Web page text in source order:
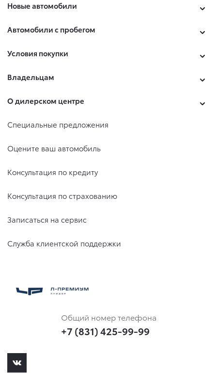
Новые автомобили
Автомобили с пробегом
Условия покупки
Владельцам
О дилерском центре
Специальные предложения
Оцените ваш автомобиль
Консультация по кредиту
Консультация по страхованию
Записаться на сервис
Служба клиентской поддержки
Общий номер телефона
+7 (831) 425-99-99